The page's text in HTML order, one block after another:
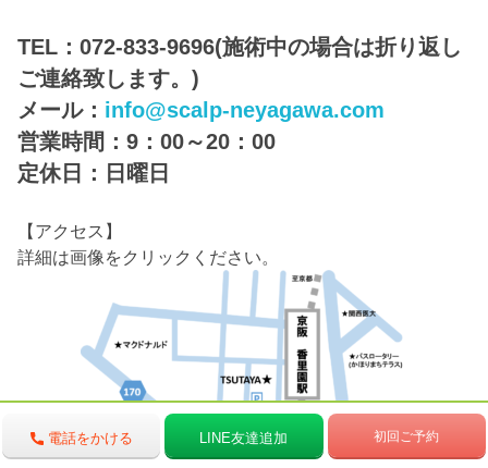
TEL：072-833-9696(施術中の場合は折り返し
ご連絡致します。)
メール： info@scalp-neyagawa.com
営業時間：9：00～20：00
定休日：日曜日
【アクセス】
詳細は画像をクリックください。
電話をかける LINE友達追加 初回ご予約